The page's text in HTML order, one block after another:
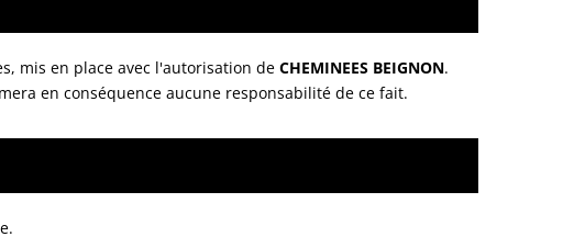
mis en place avec l'autorisation de CHEMINEES BEIGNON.
en conséquence aucune responsabilité de ce fait.